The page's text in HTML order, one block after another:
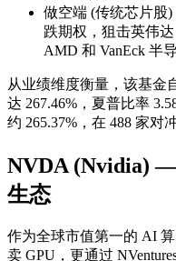
做空端 (传统芯片股
跌期权，狙击英伟达
AMD 和 VanEck 半
从业绩维度衡量，该基金
达 267.46%，夏普比率
约 265.37%，在 488 家对
NVDA (Nvidia)
生态
作为全球市值第一的 AI
卖 GPU，更通过